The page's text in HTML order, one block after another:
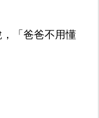
「爸爸不用懂